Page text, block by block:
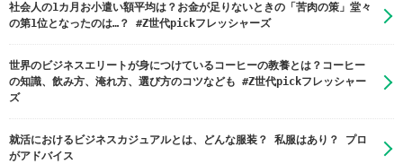
社会人の1カ月お小遣い額平均は？お金が足りないときの「苦肉の策」堂々
の第1位となったのは…？ #Z世代pickフレッシャーズ
世界のビジネスエリートが身につけているコーヒーの教養とは？コーヒー
の知識、飲み方、淹れ方、選び方のコツなども #Z世代pickフレッシャー
ズ
就活におけるビジネスカジュアルとは、どんな服装？ 私服はあり？ プロ
がアドバイス